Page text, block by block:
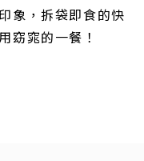
象，拆袋即食的快
窈窕的一餐！